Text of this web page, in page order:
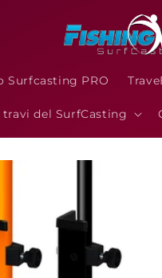
Surfcasting PRO
travi del SurfCasting